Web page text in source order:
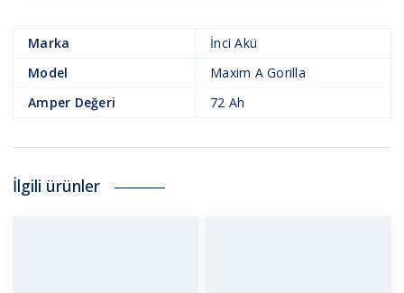
Marka
İnci Akü
Model
Maxim A Gorilla
Amper Değeri
72 Ah
İlgili ürünler